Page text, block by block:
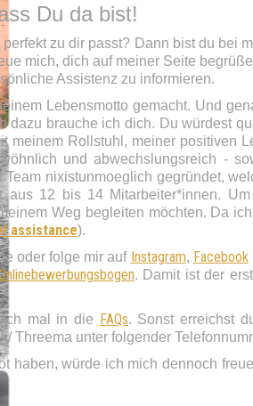
Du da bist!
zu dir passt? Dann bist du bei
mich, dich auf meiner Seite
Assistenz zu informieren.
Lebensmotto gemacht. Und
dazu brauche ich dich. Du würdest
meinem Rollstuhl, meiner positiven
und abwechslungsreich -
nixistunmoeglich gegründet,
12 bis 14 Mitarbeiter*innen.
Weg begleiten möchten. Da
assistance).
oder folge mir auf Instagram, Facebook
. Damit ist der
mal in die FAQs. Sonst erreichst
Threema unter folgender
haben, würde ich mich dennoch